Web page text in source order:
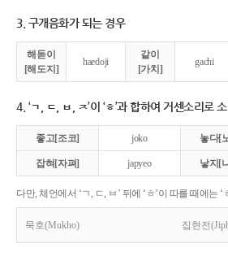
3. 구개음화가 되는 경우
해돋이
[해도지]
haedoji
같이
[가치]
gachi
4. ‘ㄱ, ㄷ, ㅂ, ㅈ’이 ‘ㅎ’과 합하여 거센소리로
좋고[조코] joko 놓다[
잡혀[자펴] japyeo 낳지[
다만, 체언에서 ‘ㄱ, ㄷ, ㅂ’ 뒤에 ‘ㅎ’이 따를 때에는 ‘
묵호(Mukho) 집현전